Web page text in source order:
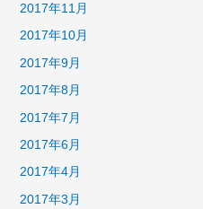
2017年11月
2017年10月
2017年9月
2017年8月
2017年7月
2017年6月
2017年4月
2017年3月